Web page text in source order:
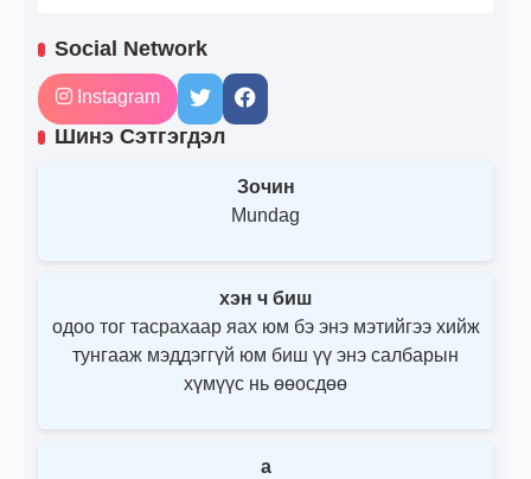
Social Network
Instagram
Шинэ Сэтгэгдэл
Зочин
Mundag
хэн ч биш
одоо тог тасрахаар яах юм бэ энэ мэтийгээ хийж
тунгааж мэддэггүй юм биш үү энэ салбарын
хүмүүс нь өөосдөө
a